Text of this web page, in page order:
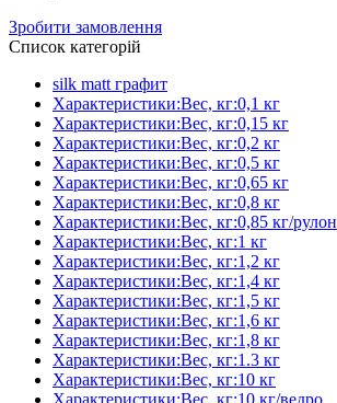
Зробити замовлення
Список категорій
silk matt графит
Характеристики:Вес, кг:0,1 кг
Характеристики:Вес, кг:0,15 кг
Характеристики:Вес, кг:0,2 кг
Характеристики:Вес, кг:0,5 кг
Характеристики:Вес, кг:0,65 кг
Характеристики:Вес, кг:0,8 кг
Характеристики:Вес, кг:0,85 кг/рулон
Характеристики:Вес, кг:1 кг
Характеристики:Вес, кг:1,2 кг
Характеристики:Вес, кг:1,4 кг
Характеристики:Вес, кг:1,5 кг
Характеристики:Вес, кг:1,6 кг
Характеристики:Вес, кг:1,8 кг
Характеристики:Вес, кг:1.3 кг
Характеристики:Вес, кг:10 кг
Характеристики:Вес, кг:10 кг/ведро